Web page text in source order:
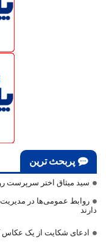
پربحث ترین
سید میثاق اختر سرپرست
روابط عمومی‌ها در مدیریت
دارند
ادعای شکایت از یک